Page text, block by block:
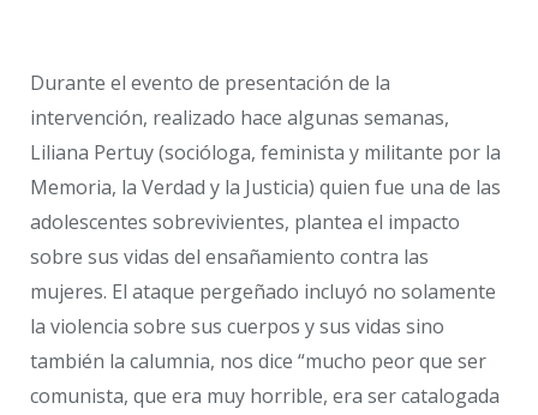
Durante el evento de presentación de la
intervención, realizado hace algunas semanas,
Liliana Pertuy (socióloga, feminista y militante por la
Memoria, la Verdad y la Justicia) quien fue una de las
adolescentes sobrevivientes, plantea el impacto
sobre sus vidas del ensañamiento contra las
mujeres. El ataque pergeñado incluyó no solamente
la violencia sobre sus cuerpos y sus vidas sino
también la calumnia, nos dice “mucho peor que ser
comunista, que era muy horrible, era ser catalogada